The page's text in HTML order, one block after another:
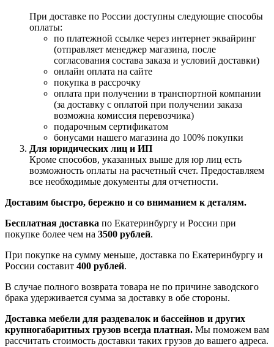
При доставке по России доступны следующие способы
оплаты:
по платежной ссылке через интернет эквайринг
(отправляет менеджер магазина, после
согласования состава заказа и условий доставки)
онлайн оплата на сайте
покупка в рассрочку
оплата при получении в транспортной компании
(за доставку с оплатой при получении заказа
возможна комиссия перевозчика)
подарочным сертификатом
бонусами нашего магазина до 100% покупки
Для юридических лиц и ИП
Кроме способов, указанных выше для юр лиц есть
возможность оплаты на расчетный счет. Предоставляем
все необходимые документы для отчетности.
Доставим быстро, бережно и со вниманием к деталям.
Бесплатная доставка по Екатеринбургу и России при
покупке более чем на 3500 рублей.
При покупке на сумму меньше, доставка по Екатеринбургу и
России составит 400 рублей.
В случае полного возврата товара не по причине заводского
брака удерживается сумма за доставку в обе стороны.
Доставка мебели для раздевалок и бассейнов и других
крупногабаритных грузов всегда платная. Мы поможем вам
рассчитать стоимость доставки таких грузов до вашего адреса.